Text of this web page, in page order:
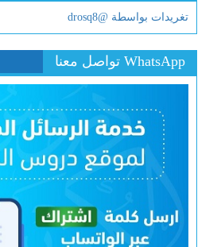
تغريدات بواسطة @drosq8
WhatsApp تواصل معنا